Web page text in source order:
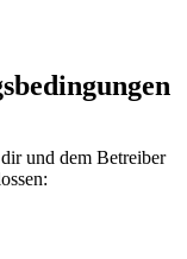
und dem Betreiber